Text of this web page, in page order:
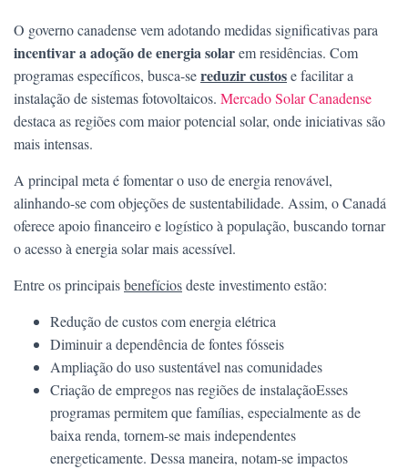
O governo canadense vem adotando medidas significativas para
incentivar a adoção de energia solarem residências. Com
programas específicos, busca-sereduzir custose facilitar a
instalação de sistemas fotovoltaicos. Mercado Solar Canadense
destaca as regiões com maior potencial solar, onde iniciativas são
mais intensas.
A principal meta é fomentar o uso de energia renovável,
alinhando-se com objeções de sustentabilidade. Assim, o Canadá
oferece apoio financeiro e logístico à população, buscando tornar
o acesso à energia solar mais acessível.
Entre os principaisbenefíciosdeste investimento estão:
Redução de custos com energia elétrica
Diminuir a dependência de fontes fósseis
Ampliação do uso sustentável nas comunidades
Criação de empregos nas regiões de instalaçãoEsses
programas permitem que famílias, especialmente as de
baixa renda, tornem-se mais independentes
energeticamente. Dessa maneira, notam-se impactos